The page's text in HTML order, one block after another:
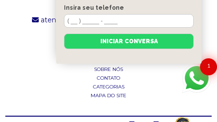
(11) 2241-8434
atendimento.classictexturas@outlook.com
MENU
SOBRE NÓS
CONTATO
CATEGORIAS
MAPA DO SITE
1
Insira seu telefone
INICIAR CONVERSA